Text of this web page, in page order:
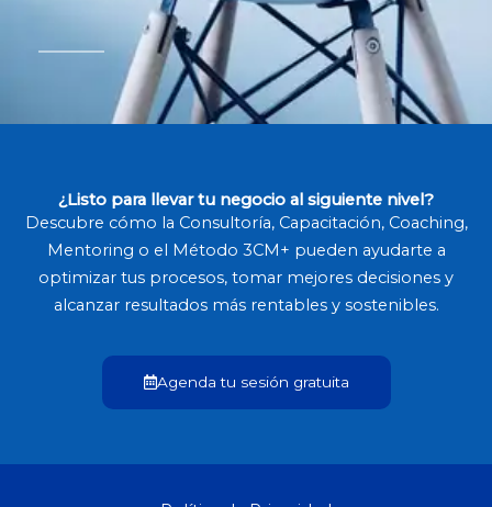
¿Listo para llevar tu negocio al siguiente nivel?
Descubre cómo la Consultoría, Capacitación, Coaching,
Mentoring o el Método 3CM+ pueden ayudarte a
optimizar tus procesos, tomar mejores decisiones y
alcanzar resultados más rentables y sostenibles.
Agenda tu sesión gratuita